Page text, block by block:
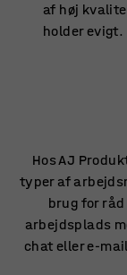
af høj
holder evigt.
Hos AJ
typer af
brug for
arbejdsplads
chat eller e-